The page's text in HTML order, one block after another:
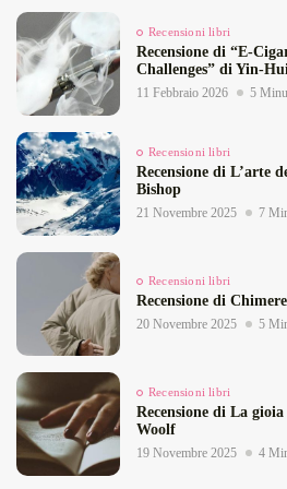
Recensioni libri
Recensione di
Challenges” di
11 Febbraio 2026 5
Recensioni libri
Recensione di L’arte
Bishop
21 Novembre 2025 7
Recensioni libri
Recensione di
20 Novembre 2025 5
Recensioni libri
Recensione di La
Woolf
19 Novembre 2025 4